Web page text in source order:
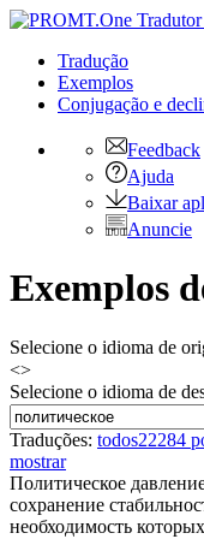
Tradução
Exemplos
Conjugação e
Feedback
Ajuda
Baixar
Anuncie
Exemplos
Selecione o idioma de
<>
Selecione o idioma de
Traduções: todos22284
mostrar
Политическое
сохранение
необходимость